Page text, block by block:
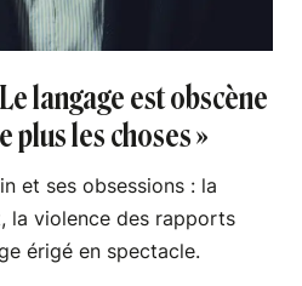
langage est obscène
plus les choses »
et ses obsessions : la
la violence des rapports
érigé en spectacle.